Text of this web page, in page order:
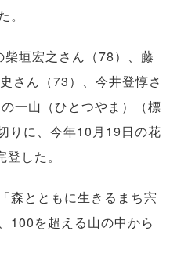
垣宏之さん（78）、藤
さん（73）、今井登惇さ
一山（ひとつやま）（標
りに、今年10月19日の花
した。
森とともに生きるまち宍
100を超える山の中から